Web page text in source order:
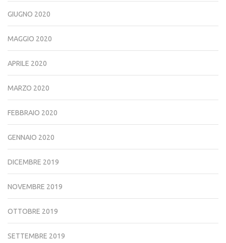
GIUGNO 2020
MAGGIO 2020
APRILE 2020
MARZO 2020
FEBBRAIO 2020
GENNAIO 2020
DICEMBRE 2019
NOVEMBRE 2019
OTTOBRE 2019
SETTEMBRE 2019